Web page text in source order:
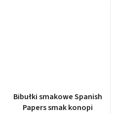
Bibułki smakowe Spanish
Papers smak konopi